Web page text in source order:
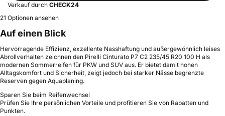
Verkauf durch CHECK24
21 Optionen ansehen
Auf einen Blick
Hervorragende Effizienz, exzellente Nasshaftung und außergewöhnlich leises
Abrollverhalten zeichnen den Pirelli Cinturato P7 C2 235/45 R20 100 H als
modernen Sommerreifen für PKW und SUV aus. Er bietet damit hohen
Alltagskomfort und Sicherheit, zeigt jedoch bei starker Nässe begrenzte
Reserven gegen Aquaplaning.
Sparen Sie beim Reifenwechsel
Prüfen Sie Ihre persönlichen Vorteile und profitieren Sie von Rabatten und
Punkten.